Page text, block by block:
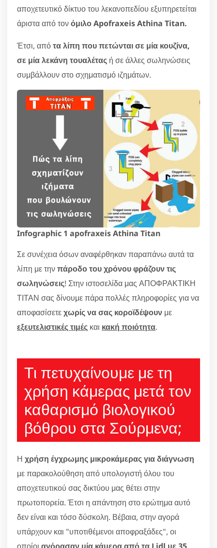
αποχετευτικό δίκτυο του λεκανοπεδίου εξυπηρετείται
άριστα από τονόμιλο Apofraxeis Athina Titan.
Έτσι, απότα λίπη που πετώνται σε μία κουζίνα,
σε μία λεκάνη τουαλέτας ή σε άλλες σωληνώσεις
συμβάλλουν στο σχηματισμό ιζημάτων.
Infographic 1 apofraxeis Athina Titan
Σε συνέχεια όσων αναφέρθηκαν παραπάνω αυτά τα
λίπη με τηνπάροδο του χρόνου φράζουν τις
σωληνώσεις! Στην ιστοσελίδα μας ΑΠΟΦΡΑΚΤΙΚΗ
ΤΙΤΑΝ σας δίνουμε πάρα πολλές πληροφορίες για να
αποφασίσετεχωρίς να σας κοροϊδέψουν με
εξευτελιστικές τιμές και κακή ποιότητα.
Τι πετυχαίνουμε με τη
χρήση κάμερας μετά τον
καθαρισμό βιολογικού
βόθρου στα Σούρμενα;
Η χρήση έγχρωμης μικροκάμερας για διάγνωση
με παρακολούθηση από υπολογιστή όλου του
αποχετευτικού σας δικτύου μας θέτει στην
πρωτοπορεία. Έτσι η απάντηση στο ερώτημα αυτό
δεν είναι και τόσο δύσκολη. Βέβαια, στην αγορά
υπάρχουν και "υποτιθέμενοι αποφραξάδες", οι
οποίοι αγόρασαν μία κάμερα από τα Lidl με 35